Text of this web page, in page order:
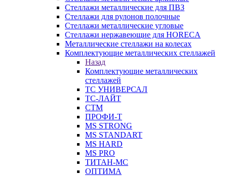
Стеллажи металлические для ПВЗ
Стеллажи для рулонов полочные
Стеллажи металлические угловые
Стеллажи нержавеющие для HORECA
Металлические стеллажи на колесах
Комплектующие металлических стеллажей
Назад
Комплектующие металлических
стеллажей
ТС УНИВЕРСАЛ
ТС-ЛАЙТ
СТМ
ПРОФИ-Т
MS STRONG
MS STANDART
MS HARD
MS PRO
ТИТАН-МС
ОПТИМА